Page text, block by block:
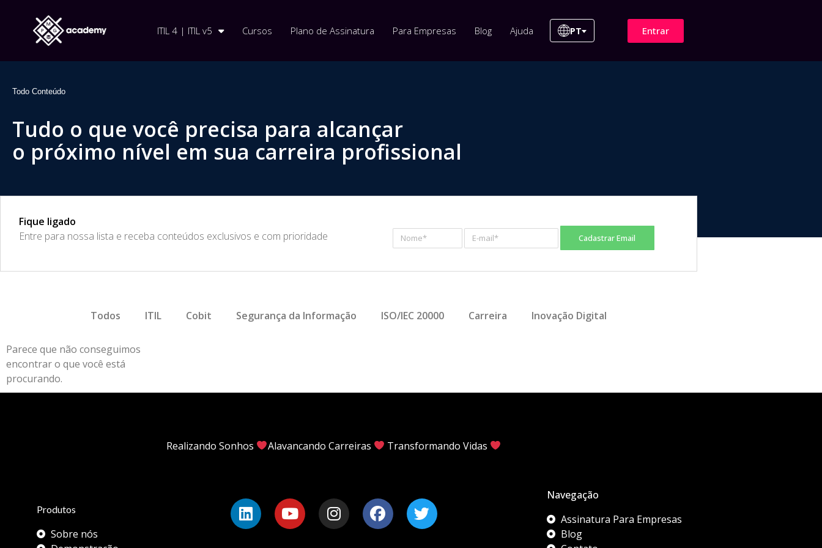
ITIL 4 | ITIL v5 Cursos Plano de Assinatura Para Empresas Blog Ajuda PT Entrar
Todo Conteúdo
Tudo o que você precisa para alcançar
o próximo nível em sua carreira profissional
Fique ligado
​Entre para nossa lista e receba conteúdos exclusivos e com prioridade
Cadastrar Email
Todos ITIL Cobit Segurança da Informação ISO/IEC 20000 Carreira Inovação Digital
Parece que não conseguimos
encontrar o que você está
procurando.
Produtos
Sobre nós
Realizando Sonhos Alavancando Carreiras Transformando Vidas
Navegação
Assinatura Para Empresas
Blog